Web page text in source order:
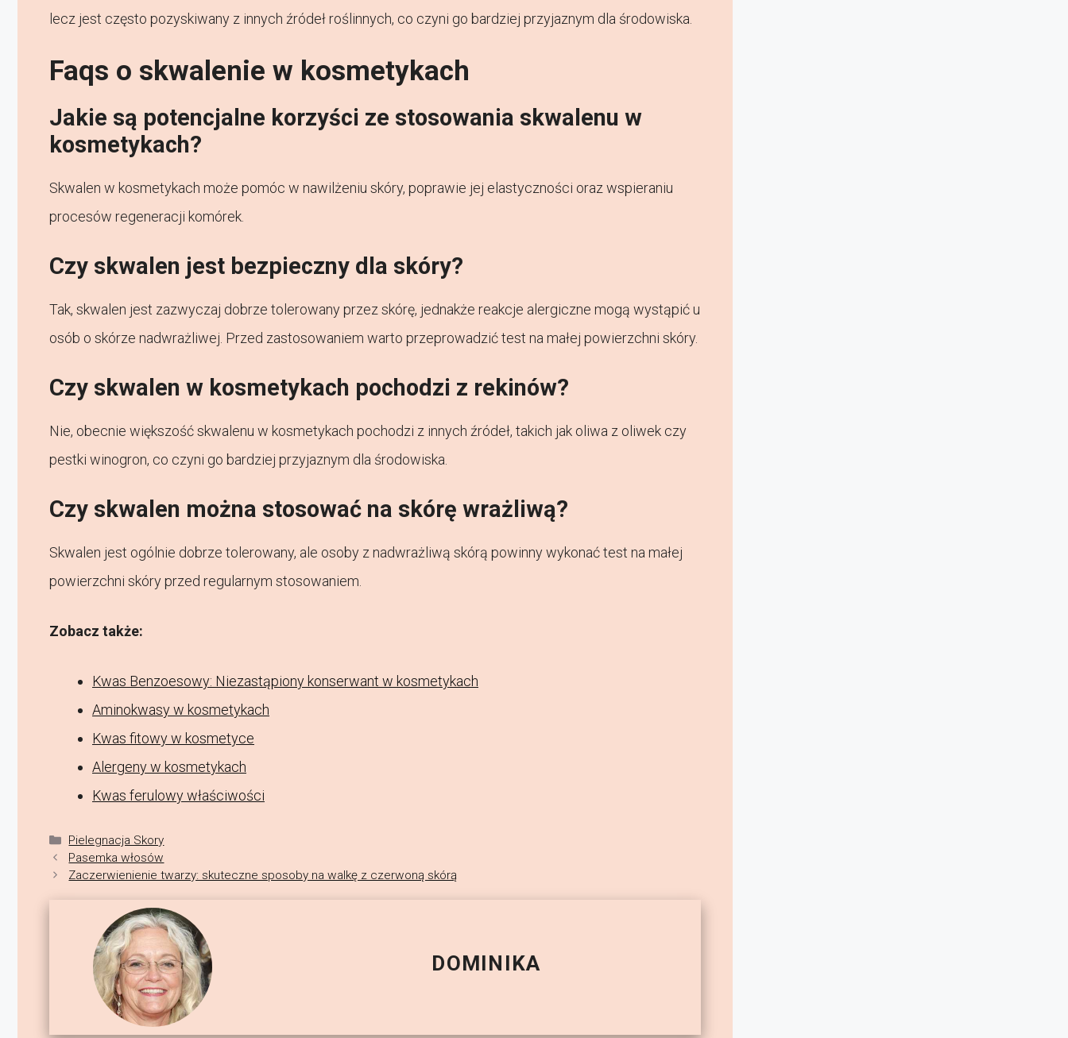
lecz jest często pozyskiwany z innych źródeł roślinnych, co czyni go bardziej przyjaznym dla środowiska.
Faqs o skwalenie w kosmetykach
Jakie są potencjalne korzyści ze stosowania skwalenu w
kosmetykach?
Skwalen w kosmetykach może pomóc w nawilżeniu skóry, poprawie jej elastyczności oraz wspieraniu
procesów regeneracji komórek.
Czy skwalen jest bezpieczny dla skóry?
Tak, skwalen jest zazwyczaj dobrze tolerowany przez skórę, jednakże reakcje alergiczne mogą wystąpić u
osób o skórze nadwrażliwej. Przed zastosowaniem warto przeprowadzić test na małej powierzchni skóry.
Czy skwalen w kosmetykach pochodzi z rekinów?
Nie, obecnie większość skwalenu w kosmetykach pochodzi z innych źródeł, takich jak oliwa z oliwek czy
pestki winogron, co czyni go bardziej przyjaznym dla środowiska.
Czy skwalen można stosować na skórę wrażliwą?
Skwalen jest ogólnie dobrze tolerowany, ale osoby z nadwrażliwą skórą powinny wykonać test na małej
powierzchni skóry przed regularnym stosowaniem.
Zobacz także:
Kwas Benzoesowy: Niezastąpiony konserwant w kosmetykach
Aminokwasy w kosmetykach
Kwas fitowy w kosmetyce
Alergeny w kosmetykach
Kwas ferulowy właściwości
Kategorie
Pielegnacja Skory
Pasemka włosów
Zaczerwienienie twarzy: skuteczne sposoby na walkę z czerwoną skórą
DOMINIKA